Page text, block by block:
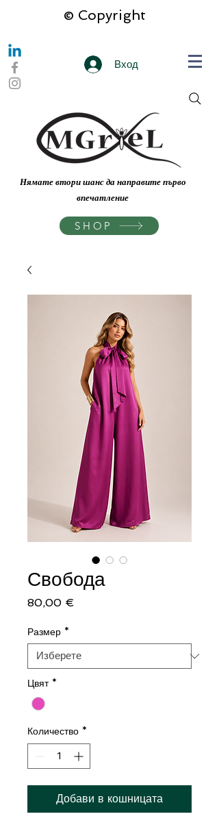
© Copyright
Вход
Нямате втори шанс да направите първо
впечатление
SHOP
Свобода
80,00 €
Размер *
Цвят *
Количество *
Добави в кошницата